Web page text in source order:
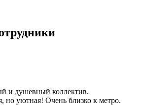
и душевный коллектив.
но уютная! Очень близко к метро.